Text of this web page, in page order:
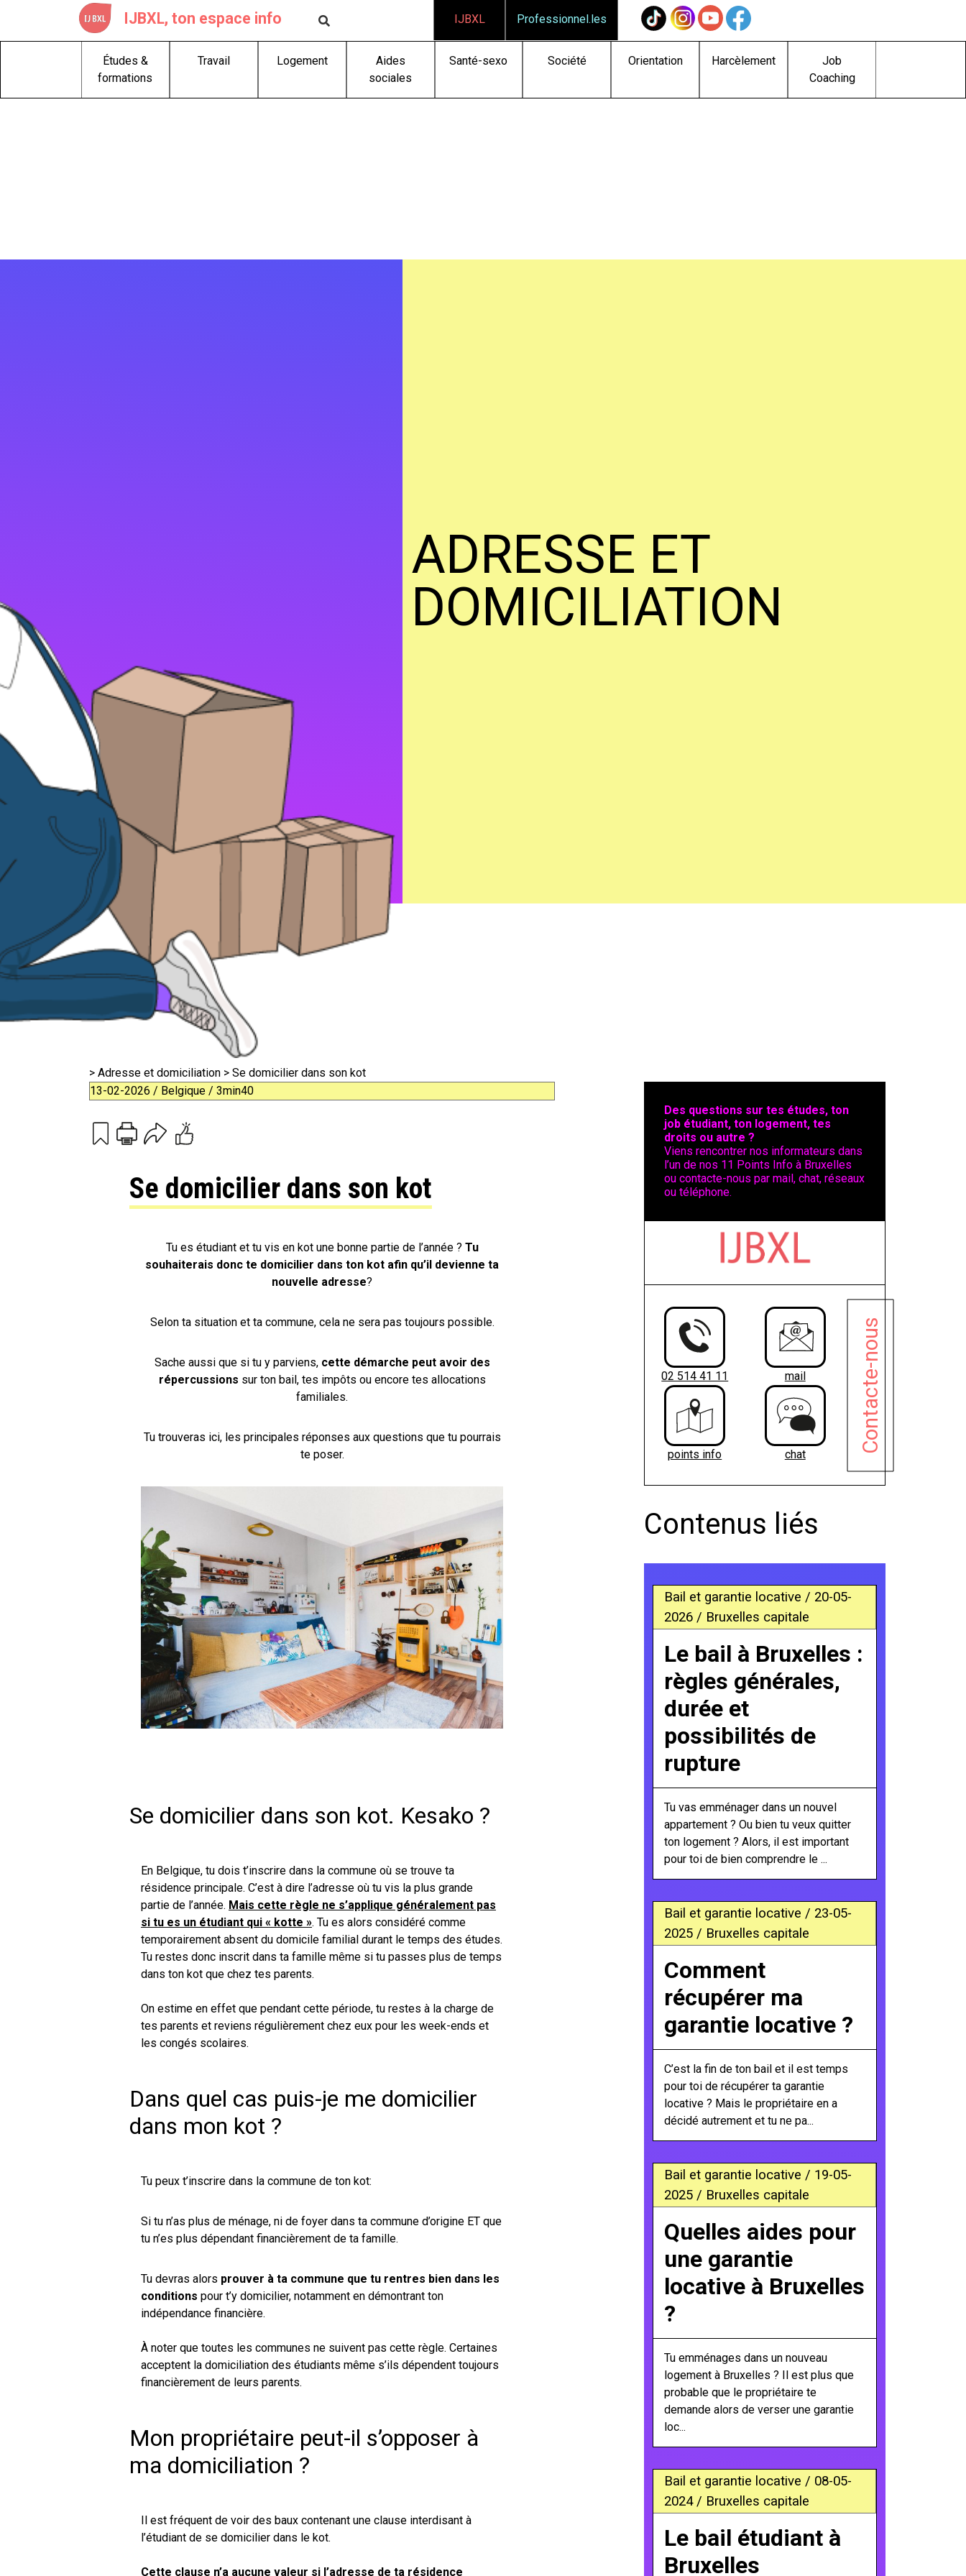
content
IJBXL, ton espace info IJBXL Professionnel.les
Études &
formations
Travail Logement
Aides
sociales
Santé-sexo Société Orientation Harcèlement
Job
Coaching
ADRESSE ET
DOMICILIATION
> Adresse et domiciliation > Se domicilier dans son kot
13-02-2026 / Belgique / 3min40
PrintEmail
Se domicilier dans son kot
Tu es étudiant et tu vis en kot une bonne partie de l’année ? Tu
souhaiterais donc te domicilier dans ton kot afin qu’il devienne ta
nouvelle adresse?
Selon ta situation et ta commune, cela ne sera pas toujours possible.
Sache aussi que si tu y parviens, cette démarche peut avoir des
répercussions sur ton bail, tes impôts ou encore tes allocations
familiales.
Tu trouveras ici, les principales réponses aux questions que tu pourrais
te poser.
Se domicilier dans son kot. Kesako ?
En Belgique, tu dois t’inscrire dans la commune où se trouve ta
résidence principale. C’est à dire l’adresse où tu vis la plus grande
partie de l’année. Mais cette règle ne s’applique généralement pas
si tu es un étudiant qui « kotte ». Tu es alors considéré comme
temporairement absent du domicile familial durant le temps des études.
Tu restes donc inscrit dans ta famille même si tu passes plus de temps
dans ton kot que chez tes parents.
On estime en effet que pendant cette période, tu restes à la charge de
tes parents et reviens régulièrement chez eux pour les week-ends et
les congés scolaires.
Dans quel cas puis-je me domicilier
dans mon kot ?
Tu peux t’inscrire dans la commune de ton kot:
Si tu n’as plus de ménage, ni de foyer dans ta commune d’origine ET que
tu n’es plus dépendant financièrement de ta famille.
Tu devras alors prouver à ta commune que tu rentres bien dans les
conditions pour t’y domicilier, notamment en démontrant ton
indépendance financière.
À noter que toutes les communes ne suivent pas cette règle. Certaines
acceptent la domiciliation des étudiants même s’ils dépendent toujours
financièrement de leurs parents.
Mon propriétaire peut-il s’opposer à
ma domiciliation ?
Il est fréquent de voir des baux contenant une clause interdisant à
l’étudiant de se domicilier dans le kot.
Cette clause n’a aucune valeur si l’adresse de ta résidence
Des questions sur tes études, ton
job étudiant, ton logement, tes
droits ou autre ?
Viens rencontrer nos informateurs dans
l’un de nos 11 Points Info à Bruxelles
ou contacte-nous par mail, chat, réseaux
ou téléphone.
02 514 41 11 mail
points info chat
Contacte-nous
Contenus liés
Bail et garantie locative / 20-05-
2026 / Bruxelles capitale
Le bail à Bruxelles :
règles générales,
durée et
possibilités de
rupture
Tu vas emménager dans un nouvel
appartement ? Ou bien tu veux quitter
ton logement ? Alors, il est important
pour toi de bien comprendre le ...
Bail et garantie locative / 23-05-
2025 / Bruxelles capitale
Comment
récupérer ma
garantie locative ?
C’est la fin de ton bail et il est temps
pour toi de récupérer ta garantie
locative ? Mais le propriétaire en a
décidé autrement et tu ne pa...
Bail et garantie locative / 19-05-
2025 / Bruxelles capitale
Quelles aides pour
une garantie
locative à Bruxelles
?
Tu emménages dans un nouveau
logement à Bruxelles ? Il est plus que
probable que le propriétaire te
demande alors de verser une garantie
loc...
Bail et garantie locative / 08-05-
2024 / Bruxelles capitale
Le bail étudiant à
Bruxelles